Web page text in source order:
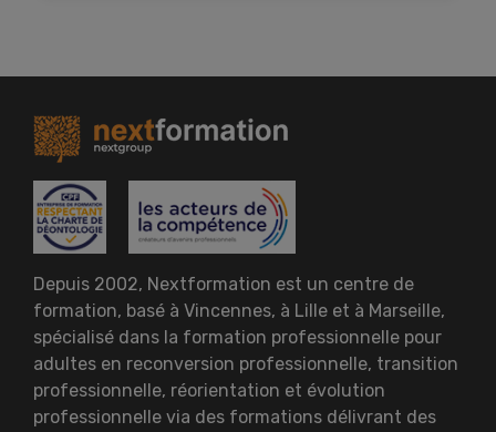
Depuis 2002, Nextformation est un centre de
formation, basé à Vincennes, à Lille et à Marseille,
spécialisé dans la formation professionnelle pour
adultes en reconversion professionnelle, transition
professionnelle, réorientation et évolution
professionnelle via des formations délivrant des